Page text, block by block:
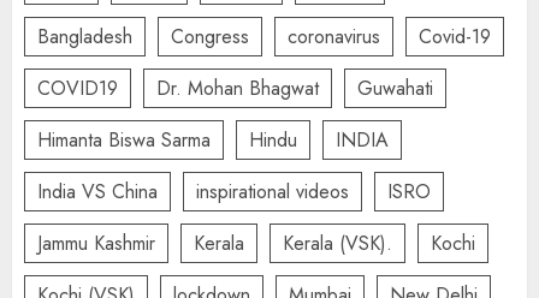
Bangladesh
Congress coronavirus
Covid-19
COVID19
Dr. Mohan Bhagwat
Guwahati
Himanta Biswa Sarma
Hindu
INDIA
India VS China
inspirational videos
ISRO
Jammu Kashmir
Kerala Kerala (VSK).
Kochi